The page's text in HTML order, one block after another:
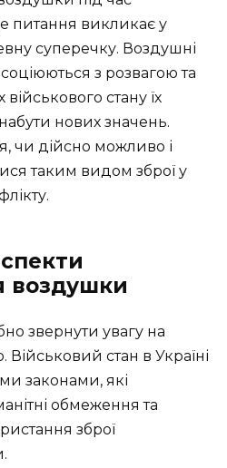
питання викликає у
суперечку. Воздушні
з розвагою та
стану їх
нових значень.
чи дійсно можливо і
таким видом зброї у
воздушки
звернути увагу на
стан в Україні
законами, які
обмеження та
зброї